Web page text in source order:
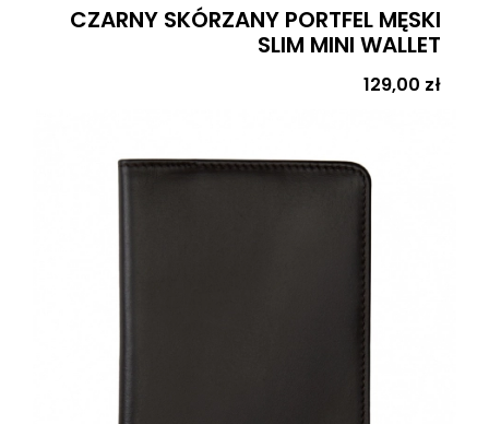
CZARNY SKÓRZANY PORTFEL MĘSKI
SLIM MINI WALLET
Cena
129,00 zł